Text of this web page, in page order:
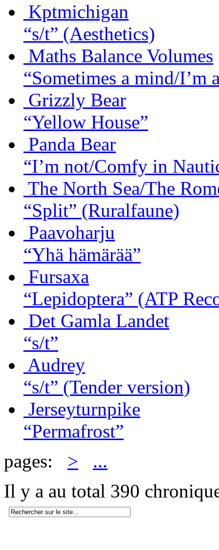
Kptmichigan
“s/t” (Aesthetics)
Maths Balance Volumes
“Sometimes a mind/I’m
Grizzly Bear
“Yellow House”
Panda Bear
“I’m not/Comfy in
The North Sea/The
“Split” (Ruralfaune)
Paavoharju
“Yhä hämärää”
Fursaxa
“Lepidoptera” (ATP
Det Gamla Landet
“s/t”
Audrey
“s/t” (Tender version)
Jerseyturnpike
“Permafrost”
pages: >
...
Il y a au total 390